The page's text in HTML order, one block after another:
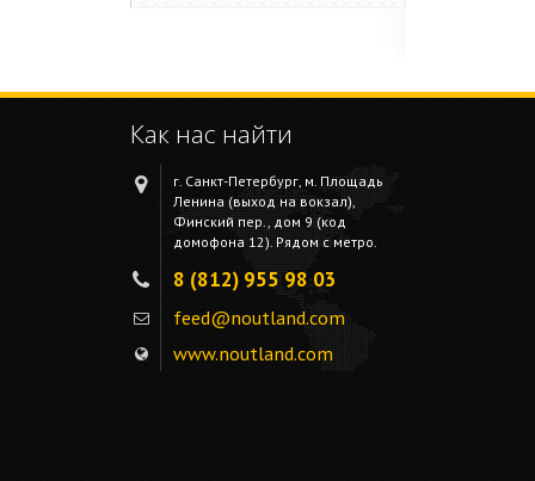
Как нас найти
г. Санкт-Петербург, м. Площадь
Ленина (выход на вокзал),
Финский пер., дом 9 (код
домофона 12). Рядом с метро.
8 (812) 955 98 03
feed@noutland.com
www.noutland.com